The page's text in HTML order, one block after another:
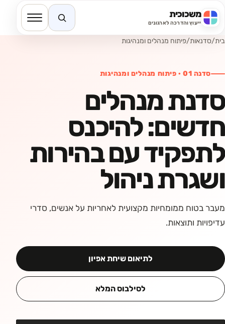
משכוכית
ייעוץ והדרכה לארגוניםחיפוש באתר
בית/סדנאות/פיתוח מנהלים ומנהיגות
סדנה 01
· פיתוח מנהלים ומנהיגות
סדנת מנהלים
חדשים: להיכנס
לתפקיד עם בהירות
ושגרת ניהול
מעבר בטוח ממומחיות מקצועית לאחריות על אנשים, סדרי
עדיפויות ותוצאות.
לתיאום שיחת אפיון
לסילבוס המלא